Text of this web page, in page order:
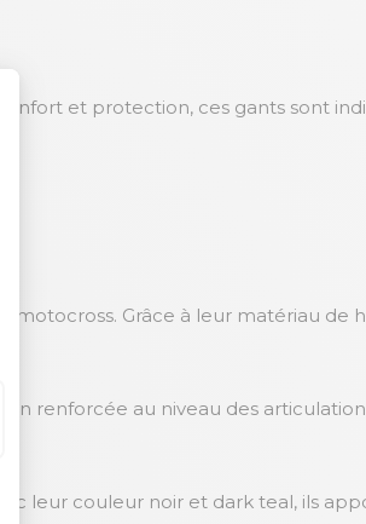
et protection, ces gants sont
Grâce à leur matériau de
renforcée au niveau des
leur couleur noir et dark teal, ils